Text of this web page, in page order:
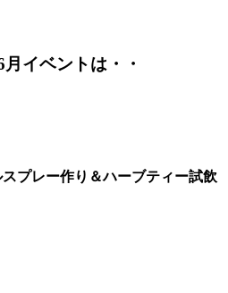
イベントは・・
プレー作り＆ハーブティー試飲